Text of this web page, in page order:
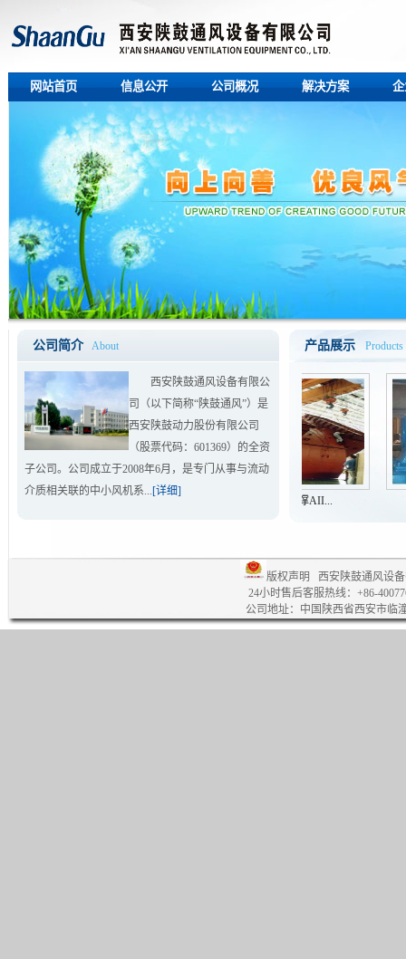
网站首页 信息公开 公司概况 解决方案 企
公司简介 About
西安陕鼓通风设备有限公
司（以下简称“陕鼓通风”）是
西安陕鼓动力股份有限公司
（股票代码：601369）的全资
子公司。公司成立于2008年6月，是专门从事与流动
介质相关联的中小风机系...[详细]
产品展示 Products
单级低速双支撑AII...
版权声明 西安陕鼓通风设
24小时售后客服热线：+86-
公司地址：中国陕西省西安市临